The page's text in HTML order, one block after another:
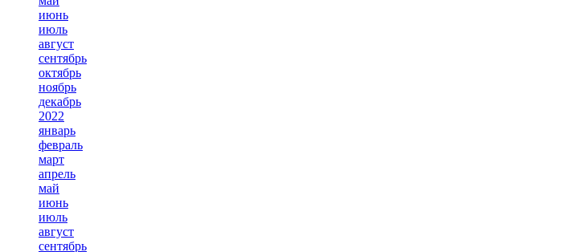
июнь
июль
август
сентябрь
октябрь
ноябрь
декабрь
2022
январь
февраль
март
апрель
май
июнь
июль
август
сентябрь